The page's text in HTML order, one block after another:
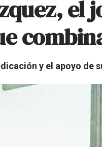
el
y el apoyo de